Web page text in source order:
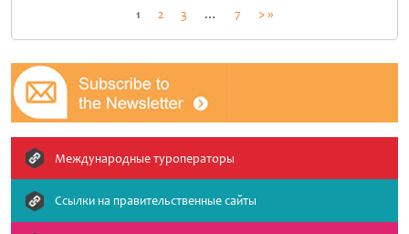
Пагинация
записей
1 2 3 … 7 > »
Международные туроператоры
Ссылки на правительственные сайты